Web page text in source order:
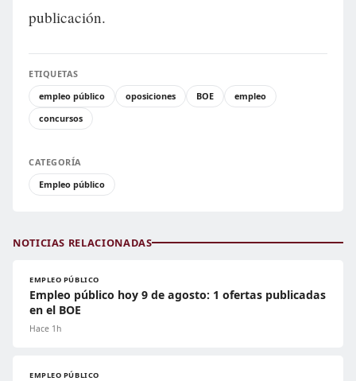
publicación.
ETIQUETAS
empleo público
oposiciones BOE
empleo
concursos
CATEGORÍA
Empleo público
NOTICIAS RELACIONADAS
EMPLEO PÚBLICO
Empleo público hoy 9 de agosto: 1 ofertas publicadas
en el BOE
Hace 1h
EMPLEO PÚBLICO